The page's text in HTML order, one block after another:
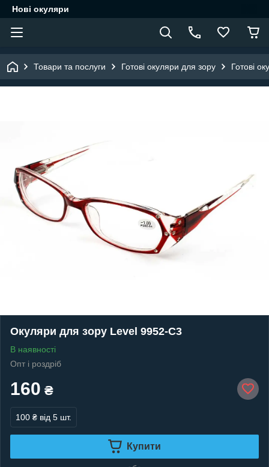
Нові окуляри
Товари та послуги Готові окуляри для зору Готові
Окуляри для зору Level 9952-С3
В наявності
Опт і роздріб
160 ₴
100 ₴ від 5 шт.
Купити